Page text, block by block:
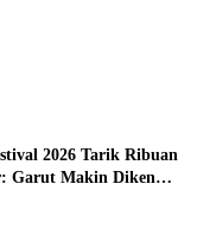
2026 Tarik Ribuan
Garut Makin Dikenal